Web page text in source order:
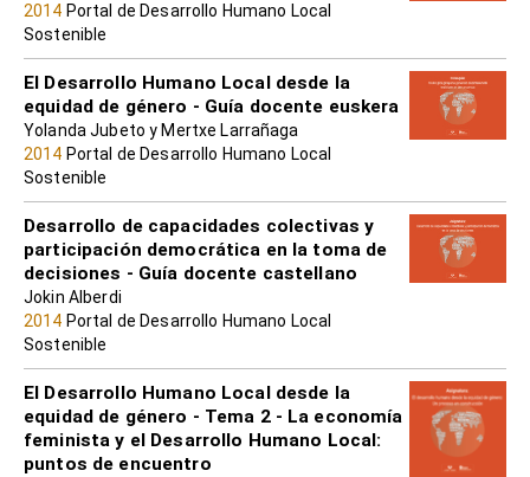
2014 Portal de Desarrollo Humano Local
Sostenible
El Desarrollo Humano Local desde la
equidad de género - Guía docente euskera
Yolanda Jubeto y Mertxe Larrañaga
2014 Portal de Desarrollo Humano Local
Sostenible
Desarrollo de capacidades colectivas y
participación democrática en la toma de
decisiones - Guía docente castellano
Jokin Alberdi
2014 Portal de Desarrollo Humano Local
Sostenible
El Desarrollo Humano Local desde la
equidad de género - Tema 2 - La economía
feminista y el Desarrollo Humano Local:
puntos de encuentro